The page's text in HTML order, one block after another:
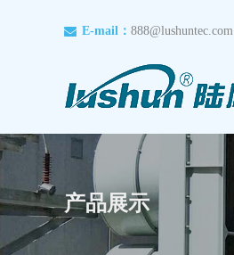
E-mail： 888@lushuntec.com
产品展示